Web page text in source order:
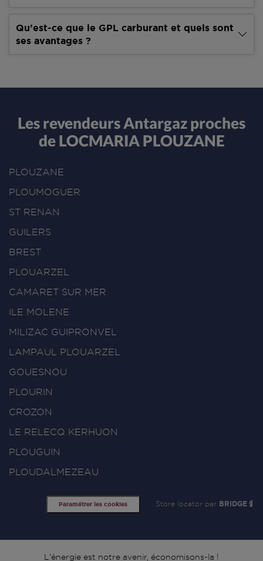
Qu’est-ce que le GPL carburant et quels sont
ses avantages ?
Les revendeurs Antargaz proches
de LOCMARIA PLOUZANE
PLOUZANE
PLOUMOGUER
ST RENAN
GUILERS
BREST
PLOUARZEL
CAMARET SUR MER
ILE MOLENE
MILIZAC GUIPRONVEL
LAMPAUL PLOUARZEL
GOUESNOU
PLOURIN
CROZON
LE RELECQ KERHUON
PLOUGUIN
PLOUDALMEZEAU
Paramétrer les cookies Store locator par BRIDGE
L'énergie est notre avenir, économisons-la !